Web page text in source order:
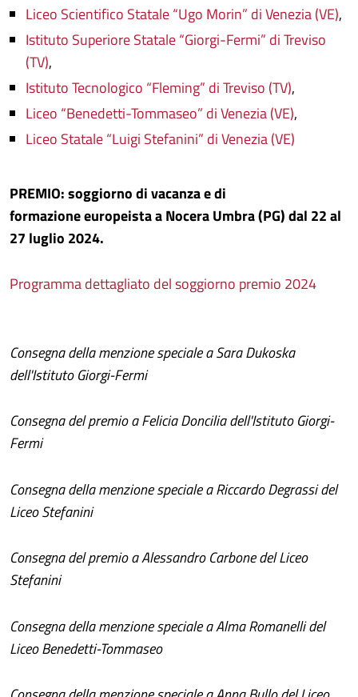
Liceo Scientifico Statale “Ugo Morin” di Venezia (VE),
Istituto Superiore Statale “Giorgi-Fermi” di Treviso
(TV),
Istituto Tecnologico “Fleming” di Treviso (TV),
Liceo “Benedetti-Tommaseo” di Venezia (VE),
Liceo Statale “Luigi Stefanini” di Venezia (VE)
PREMIO:soggiorno di vacanza e di
formazioneeuropeistaa Nocera Umbra (PG) dal 22 al
27 luglio 2024.
Programma dettagliato del soggiorno premio 2024
Consegna della menzione speciale a Sara Dukoska
dell'Istituto Giorgi-Fermi
Consegna del premio a Felicia Doncilia dell'Istituto Giorgi-
Fermi
Consegna della menzione speciale a Riccardo Degrassi del
Liceo Stefanini
Consegna del premio a Alessandro Carbone del Liceo
Stefanini
Consegna della menzione speciale a Alma Romanelli del
Liceo Benedetti-Tommaseo